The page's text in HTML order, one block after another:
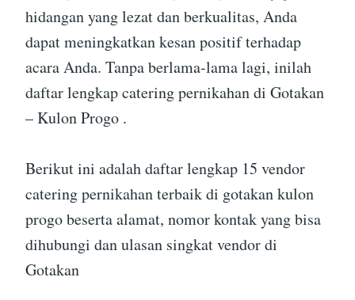
hidangan yang lezat dan berkualitas, Anda
dapat meningkatkan kesan positif terhadap
acara Anda. Tanpa berlama-lama lagi, inilah
daftar lengkap catering pernikahan di Gotakan
– Kulon Progo .
Berikut ini adalah daftar lengkap 15 vendor
catering pernikahan terbaik di gotakan kulon
progo beserta alamat, nomor kontak yang bisa
dihubungi dan ulasan singkat vendor di
Gotakan